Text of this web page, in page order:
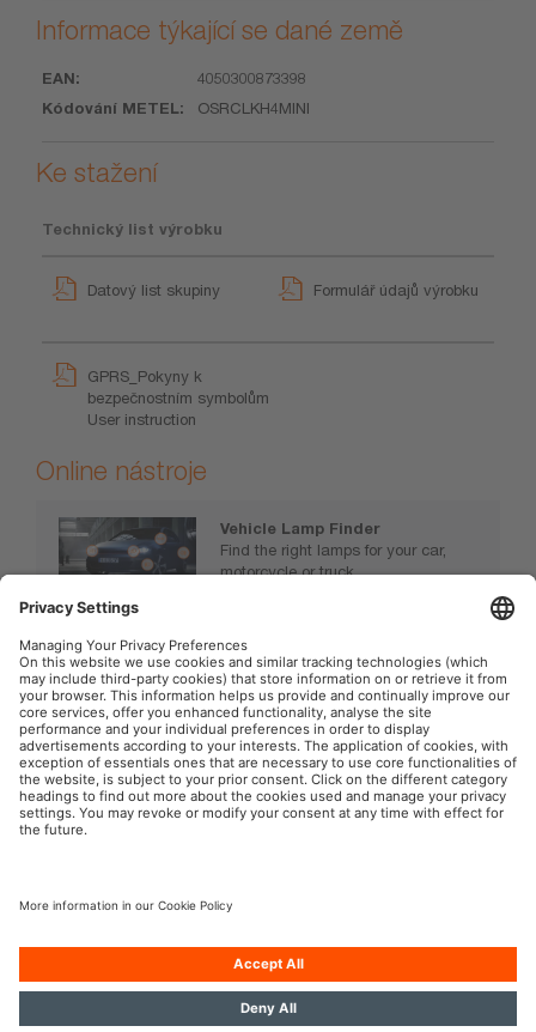
Informace týkající se dané země
EAN
METEL
4050300873398
OSRCLKH4MINI
Ke stažení
Technický list výrobku
Datový list skupiny Formulář údajů výrobku
GPRS_Pokyny k
bezpečnostním symbolům
User instruction
Online nástroje
Vehicle Lamp Finder
Find the right lamps for your car,
motorcycle or truck.
OSRAM Automotive na sociální síti
Přístupnost
OSRAM GmbH. Všechna práva vyhrazena.